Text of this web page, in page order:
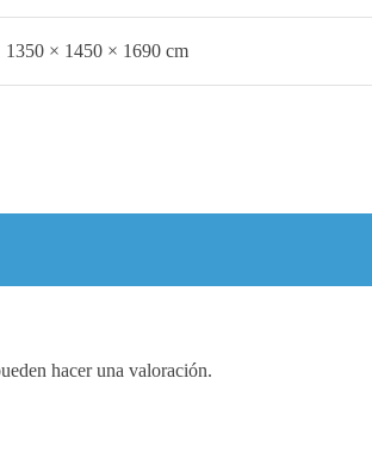
1350 × 1450 × 1690 cm
hacer una valoración.